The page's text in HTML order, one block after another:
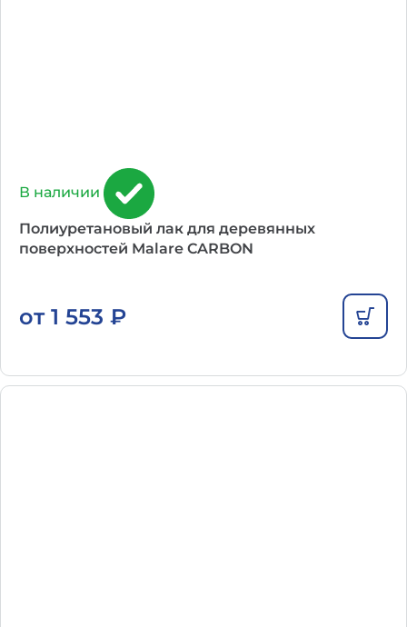
В наличии
Полиуретановый лак для деревянных
поверхностей Malare CARBON
от 1 553 ₽